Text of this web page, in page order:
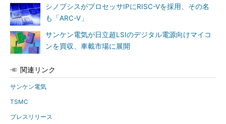
シノプシスがプロセッサIPにRISC-Vを採用、その名
も「ARC-V」
サンケン電気が日立超LSIのデジタル電源向けマイコ
ンを買収、車載市場に展開
関連リンク
サンケン電気
TSMC
プレスリリース